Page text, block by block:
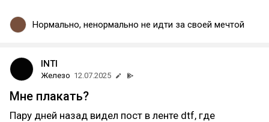
Нормально, ненормально не идти за своей мечтой
INTI
Железо 12.07.2025
Мне плакать?
Пару дней назад видел пост в ленте dtf, где